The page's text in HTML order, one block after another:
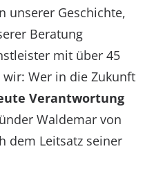
unserer Geschichte,
Beratung
mit über 45
wir: Wer in die Zukunft
Verantwortung
Waldemar von
dem Leitsatz seiner